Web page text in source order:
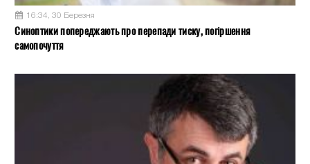
16:34, 30 Березня
Синоптики попереджають про перепади тиску, погіршення
самопочуття